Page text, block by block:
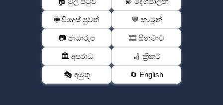
🌐 විදෙස් පුවත් 💬 කාටූන්
📷 ඡායාරූප 🎞️ සිනමාව
🏛️ අපරාධ 🏏 ක්‍රිකට්
🎭 අමුතු 🔄 English